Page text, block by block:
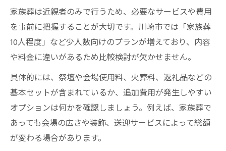
家族葬は近親者のみで行うため、必要なサービスや費用
を事前に把握することが大切です。川崎市では「家族葬
10人程度」など少人数向けのプランが増えており、内容
や料金に違いがあるため比較検討が欠かせません。
具体的には、祭壇や会場使用料、火葬料、返礼品などの
基本セットが含まれているか、追加費用が発生しやすい
オプションは何かを確認しましょう。例えば、家族葬で
あっても会場の広さや装飾、送迎サービスによって総額
が変わる場合があります。